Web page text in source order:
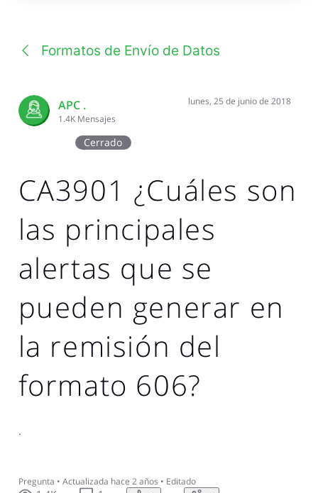
Formatos de Envío de Datos
APC .
1.4K Mensajes
lunes, 25 de junio de 2018
Cerrado
CA3901 ¿Cuáles son
las principales
alertas que se
pueden generar en
la remisión del
formato 606?
.
Pregunta • Actualizada hace 2 años • Editado